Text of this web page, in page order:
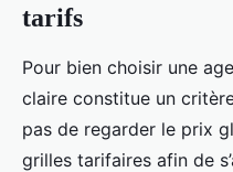
tarifs
Pour bien choisir une
claire constitue un
pas de regarder le prix
grilles tarifaires afin de